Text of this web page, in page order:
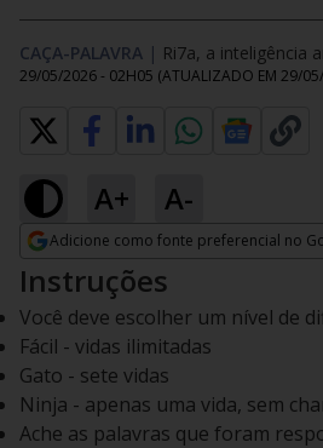
CAÇA-PALAVRA | Ri7a, a inteligência
29/05/2026 - 02H05 (ATUALIZADO EM 29/
A+ A-
Adicione como fonte preferencial no
Opens in new window
Instruções
Você deve escolher um nível de
Fácil - vidas ilimitadas
Gato - sete vidas
Ninja - apenas uma vida, sem
Ache as palavras que foram